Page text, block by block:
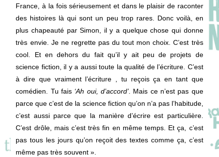
France, à la fois sérieusement et dans le plaisir de raconter
des histoires là qui sont un peu trop rares. Donc voilà, en
plus chapeauté par Simon, il y a quelque chose qui donne
très envie. Je ne regrette pas du tout mon choix. C’est très
cool. Et en dehors du fait qu’il y ait peu de projets de
science fiction, il y a aussi toute la qualité de l’écriture. C’est
à dire que vraiment l’écriture , tu reçois ça en tant que
comédien. Tu fais ‘Ah oui, d’accord’. Mais ce n’est pas que
parce que c’est de la science fiction qu’on n’a pas l’habitude,
c’est aussi parce que la manière d’écrire est particulière.
C’est drôle, mais c’est très fin en même temps. Et ça, c’est
pas tous les jours qu’on reçoit des textes comme ça, c’est
même pas très souvent ».